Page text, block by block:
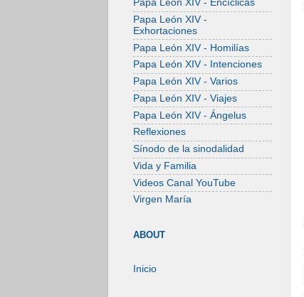
Papa León XIV - Encíclicas
Papa León XIV -
Exhortaciones
Papa León XIV - Homilías
Papa León XIV - Intenciones
Papa León XIV - Varios
Papa León XIV - Viajes
Papa León XIV - Ángelus
Reflexiones
Sínodo de la sinodalidad
Vida y Familia
Videos Canal YouTube
Virgen María
ABOUT
Inicio